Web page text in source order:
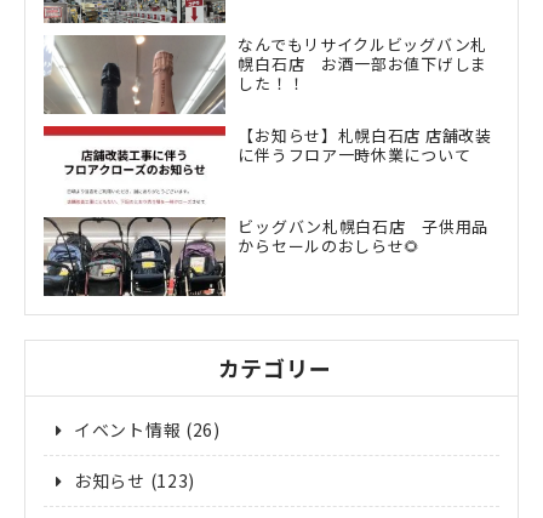
なんでもリサイクルビッグバン札
幌白石店 お酒一部お値下げしま
した！！
【お知らせ】札幌白石店 店舗改装
に伴うフロア一時休業について
ビッグバン札幌白石店 子供用品
からセールのおしらせ🌻
カテゴリー
イベント情報 (26)
お知らせ (123)